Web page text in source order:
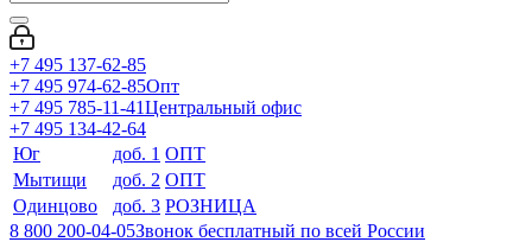
+7 495 137-62-85
+7 495 974-62-85Опт
+7 495 785-11-41Центральный офис
+7 495 134-42-64
Юг
доб. 1 ОПТ
Мытищи
доб. 2 ОПТ
Одинцово
доб. 3 РОЗНИЦА
8 800 200-04-05Звонок бесплатный по всей России